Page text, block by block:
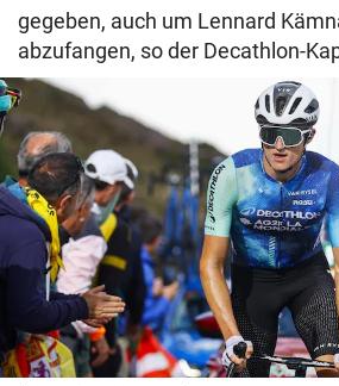
gegeben, auch um Lennard
abzufangen, so der Decathlon-